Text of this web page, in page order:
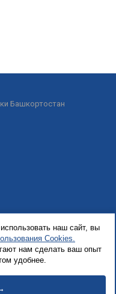
Башкортостан
наш сайт, вы
Cookies.
нам сделать ваш опыт
удобнее.